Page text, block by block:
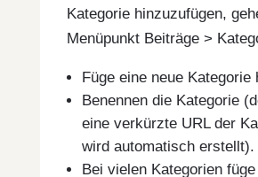
Kategorie hinzuzufügen,
Menüpunkt Beiträge >
Füge eine neue Kategorie
Benennen die Kategorie
eine verkürzte URL der
wird automatisch erstellt).
Bei vielen Kategorien